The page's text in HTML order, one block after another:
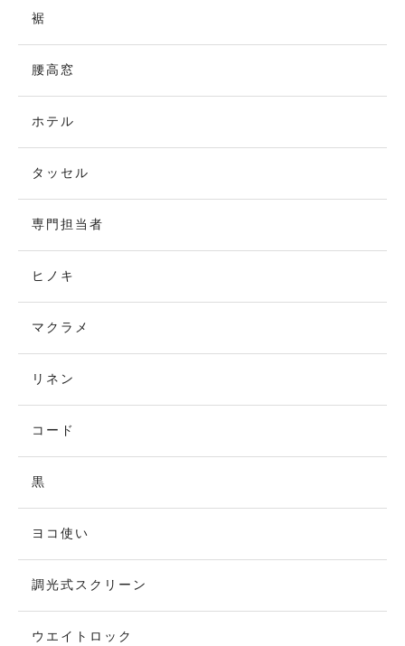
裾
腰高窓
ホテル
タッセル
専門担当者
ヒノキ
マクラメ
リネン
コード
黒
ヨコ使い
調光式スクリーン
ウエイトロック